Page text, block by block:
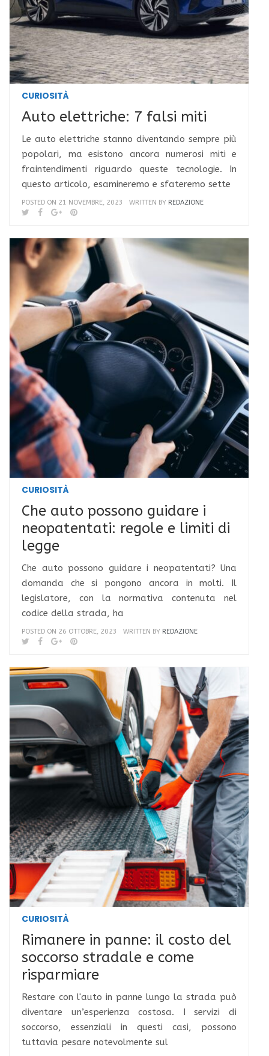
CURIOSITÀ
Auto elettriche: 7 falsi miti
Le auto elettriche stanno diventando sempre più
popolari, ma esistono ancora numerosi miti e
fraintendimenti riguardo queste tecnologie. In
questo articolo, esamineremo e sfateremo sette
POSTED ON 21 NOVEMBRE, 2023 WRITTEN BY REDAZIONE
CURIOSITÀ
Che auto possono guidare i
neopatentati: regole e limiti di
legge
Che auto possono guidare i neopatentati? Una
domanda che si pongono ancora in molti. Il
legislatore, con la normativa contenuta nel
codice della strada, ha
POSTED ON 26 OTTOBRE, 2023 WRITTEN BY REDAZIONE
CURIOSITÀ
Rimanere in panne: il costo del
soccorso stradale e come
risparmiare
Restare con l'auto in panne lungo la strada può
diventare un’esperienza costosa. I servizi di
soccorso, essenziali in questi casi, possono
tuttavia pesare notevolmente sul